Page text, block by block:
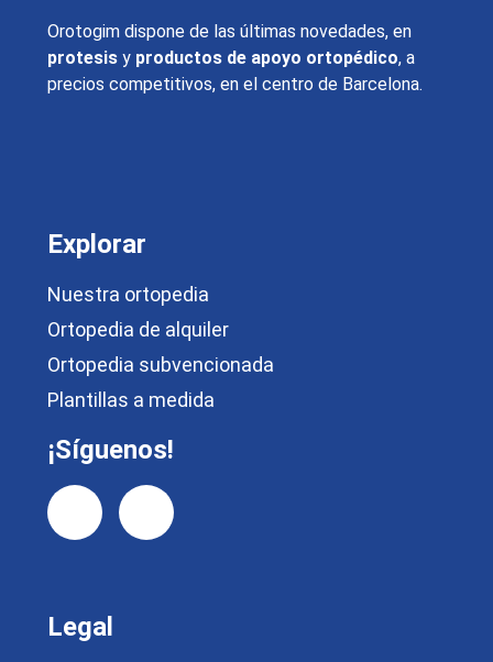
Orotogim dispone de las últimas novedades, en
protesis y productos de apoyo ortopédico, a
precios competitivos, en el centro de Barcelona.
Explorar
Nuestra ortopedia
Ortopedia de alquiler
Ortopedia subvencionada
Plantillas a medida
¡Síguenos!
Legal